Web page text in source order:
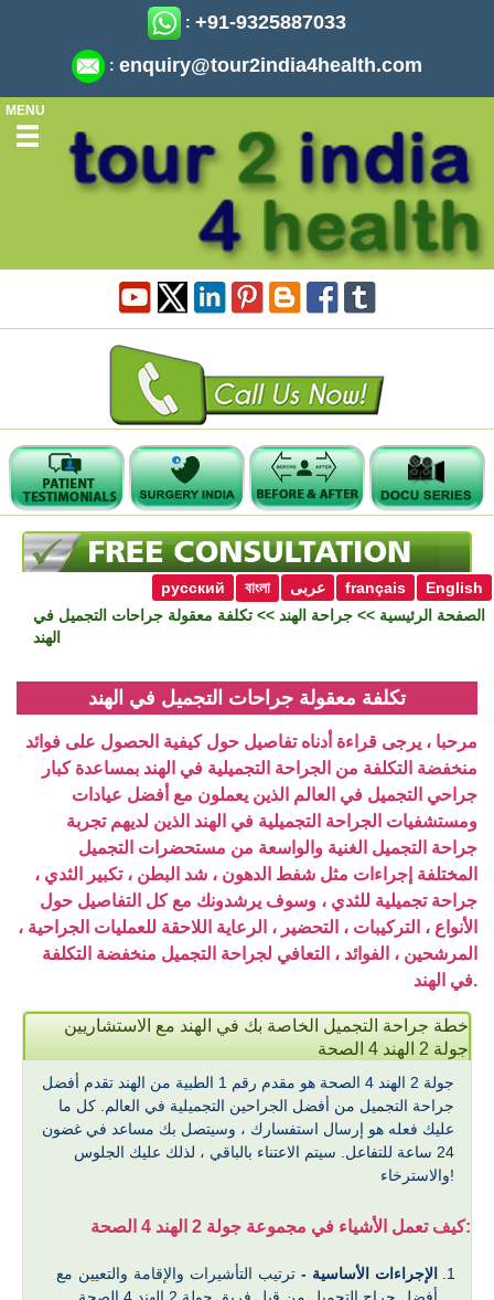
: +91-9325887033
: enquiry@tour2india4health.com
MENU
English
français عربى বাংলা
русский
الصفحة الرئيسية >> جراحة الهند >> تكلفة معقولة جراحات التجميل في
الهند
تكلفة معقولة جراحات التجميل في الهند
مرحبا ، يرجى قراءة أدناه تفاصيل حول كيفية الحصول على فوائد
منخفضة التكلفة من الجراحة التجميلية في الهند بمساعدة كبار
جراحي التجميل في العالم الذين يعملون مع أفضل عيادات
ومستشفيات الجراحة التجميلية في الهند الذين لديهم تجربة
جراحة التجميل الغنية والواسعة من مستحضرات التجميل
المختلفة إجراءات مثل شفط الدهون ، شد البطن ، تكبير الثدي ،
جراحة تجميلية للثدي ، وسوف يرشدونك مع كل التفاصيل حول
الأنواع ، التركيبات ، التحضير ، الرعاية اللاحقة للعمليات الجراحية ،
المرشحين ، الفوائد ، التعافي لجراحة التجميل منخفضة التكلفة
في الهند.
خطة جراحة التجميل الخاصة بك في الهند مع الاستشاريين
جولة 2 الهند 4 الصحة
جولة 2 الهند 4 الصحة هو مقدم رقم 1 الطبية من الهند تقدم أفضل
جراحة التجميل من أفضل الجراحين التجميلية في العالم. كل ما
عليك فعله هو إرسال استفسارك ، وسيتصل بك مساعد في غضون
24 ساعة للتفاعل. سيتم الاعتناء بالباقي ، لذلك عليك الجلوس
والاسترخاء!
كيف تعمل الأشياء في مجموعة جولة 2 الهند 4 الصحة:
الإجراءات الأساسية -ترتيب التأشيرات والإقامة والتعيين مع
أفضل جراح التجميل من قبل فريق جولة 2 الهند 4 الصحة.